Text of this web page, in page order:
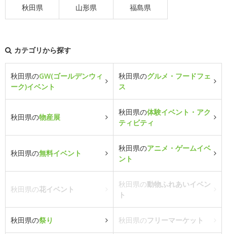
秋田県 山形県 福島県
カテゴリから探す
秋田県のGW(ゴールデンウィ
ーク)イベント
秋田県のグルメ・フードフェ
ス
秋田県の物産展
秋田県の体験イベント・アク
ティビティ
秋田県の無料イベント
秋田県のアニメ・ゲームイベ
ント
秋田県の花イベント
秋田県の動物ふれあいイベン
ト
秋田県の祭り 秋田県のフリーマーケット